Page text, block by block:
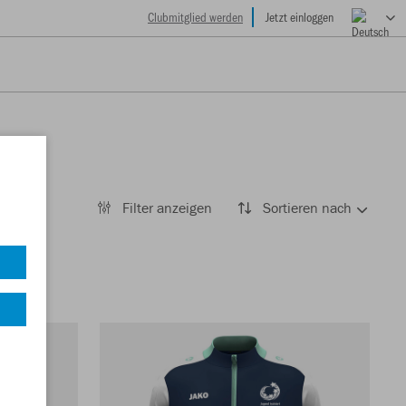
Clubmitglied werden Jetzt einloggen
Filter anzeigen Sortieren nach